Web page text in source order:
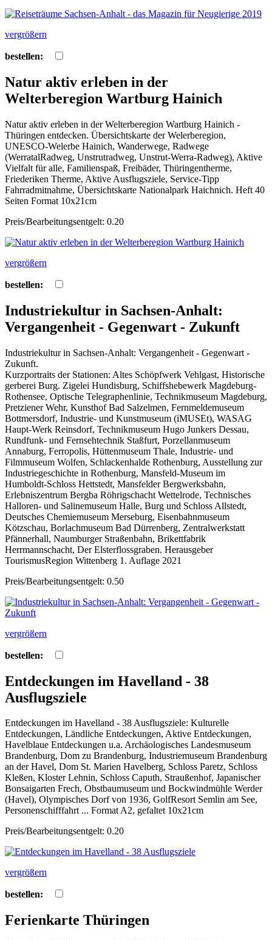
vergrößern
bestellen:
Natur aktiv erleben in der
Welterberegion Wartburg Hainich
Natur aktiv erleben in der Welterberegion Wartburg Hainich -
Thüringen entdecken. Übersichtskarte der Welerberegion,
UNESCO-Welerbe Hainich, Wanderwege, Radwege
(WerratalRadweg, Unstrutradweg, Unstrut-Werra-Radweg), Aktive
Vielfalt für alle, Familienspaß, Freibäder, Thüringentherme,
Friederiken Therme, Aktive Ausflugsziele, Service-Tipp
Fahrradmitnahme, Übersichtskarte Nationalpark Haichnich. Heft 40
Seiten Format 10x21cm
Preis/Bearbeitungsentgelt: 0.20
vergrößern
bestellen:
Industriekultur in Sachsen-Anhalt:
Vergangenheit - Gegenwart - Zukunft
Industriekultur in Sachsen-Anhalt: Vergangenheit - Gegenwart -
Zukunft.
Kurzportraits der Stationen: Altes Schöpfwerk Vehlgast, Historische
gerberei Burg. Zigelei Hundisburg, Schiffshebewerk Magdeburg-
Rothensee, Optische Telegraphenlinie, Technikmuseum Magdeburg,
Pretziener Wehr, Kunsthof Bad Salzelmen, Fernmeldemuseum
Bottmersdorf, Industrie- und Kunstmuseum (iMUSEt), WASAG
Haupt-Werk Reinsdorf, Technikmuseum Hugo Junkers Dessau,
Rundfunk- und Fernsehtechnik Staßfurt, Porzellanmuseum
Annaburg, Ferropolis, Hüttenmuseum Thale, Industrie- und
Filmmuseum Wolfen, Schlackenhalde Rothenburg, Ausstellung zur
Industriegeschichte in Rothenburg, Mansfeld-Museum im
Humboldt-Schloss Hettstedt, Mansfelder Bergwerksbahn,
Erlebniszentrum Bergba Röhrigschacht Wettelrode, Technisches
Halloren- und Salinemuseum Halle, Burg und Schloss Allstedt,
Deutsches Chemiemuseum Merseburg, Eisenbahnmuseum
Kötzschau, Borlachmuseum Bad Dürrenberg, Zentralwerkstatt
Pfännerhall, Naumburger Straßenbahn, Brikettfabrik
Herrmannschacht, Der Elsterflossgraben. Herausgeber
TourismusRegion Wittenberg 1. Auflage 2021
Preis/Bearbeitungsentgelt: 0.50
vergrößern
bestellen:
Entdeckungen im Havelland - 38
Ausflugsziele
Entdeckungen im Havelland - 38 Ausflugsziele: Kulturelle
Entdeckungen, Ländliche Entdeckungen, Aktive Entdeckungen,
Havelblaue Entdeckungen u.a. Archäologisches Landesmuseum
Brandenburg, Dom zu Brandenburg, Industriemuseum Brandenburg
an der Havel, Dom St. Marien Havelberg, Schloss Paretz, Schloss
Kleßen, Kloster Lehnin, Schloss Caputh, Straußenhof, Japanischer
Bonsaigarten Frech, Obstbaumuseum und Bockwindmühle Werder
(Havel), Olympisches Dorf von 1936, GolfResort Semlin am See,
Personenschifffahrt ... Format A2, gefaltet 10x21cm
Preis/Bearbeitungsentgelt: 0.20
vergrößern
bestellen:
Ferienkarte Thüringen